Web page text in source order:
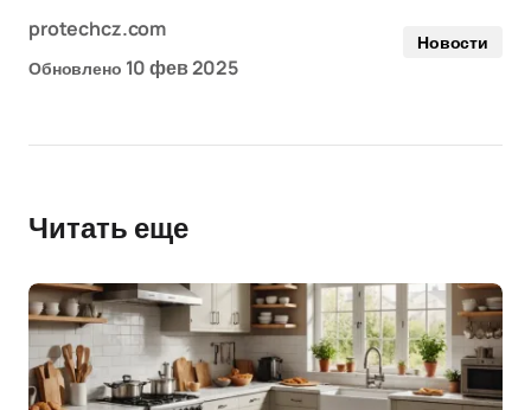
protechcz.com
Обновлено 10 фев 2025
Новости
Читать еще